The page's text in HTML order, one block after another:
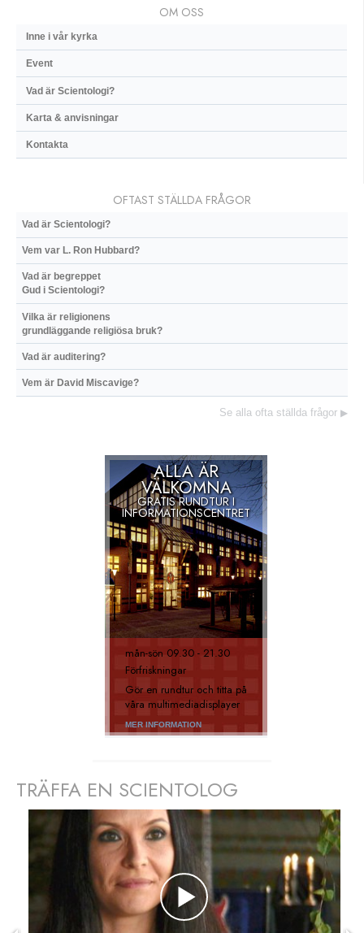
OM OSS
Inne i vår kyrka
Event
Vad är Scientologi?
Karta & anvisningar
Kontakta
OFTAST STÄLLDA FRÅGOR
Vad är Scientologi?
Vem var L. Ron Hubbard?
Vad är begreppet
Gud i Scientologi?
Vilka är religionens
grundläggande religiösa bruk?
Vad är auditering?
Vem är David Miscavige?
Se alla ofta ställda frågor ▶
ALLA ÄR
VÄLKOMNA
GRATIS RUNDTUR I
INFORMATIONSCENTRET
mån-sön 09.30 - 21.30
Förfriskningar
Gör en rundtur och titta på
våra multimediadisplayer
MER INFORMATION
TRÄFFA EN SCIENTOLOG
prev